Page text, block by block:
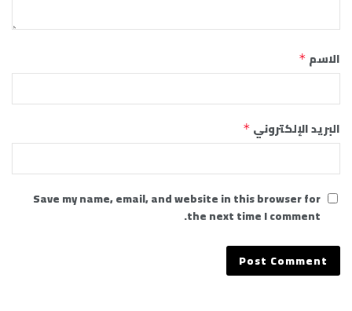
الاسم *
البريد الإلكتروني *
Save my name, email, and website in this browser for
the next time I comment.